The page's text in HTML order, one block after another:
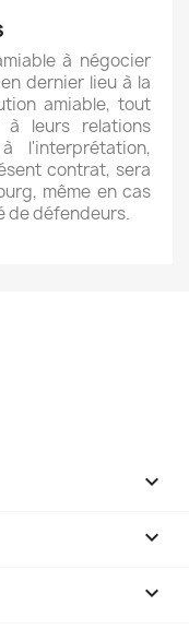
à négocier
dernier lieu à la
amiable, tout
leurs relations
l'interprétation,
contrat, sera
même en cas
de défendeurs.


